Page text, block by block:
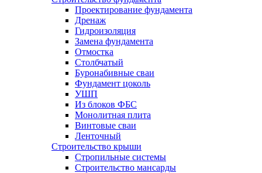
Проектирование фундамента
Дренаж
Гидроизоляция
Замена фундамента
Отмостка
Столбчатый
Буронабивные сваи
Фундамент цоколь
УШП
Из блоков ФБС
Монолитная плита
Винтовые сваи
Ленточный
Строительство крыши
Стропильные системы
Строительство мансарды